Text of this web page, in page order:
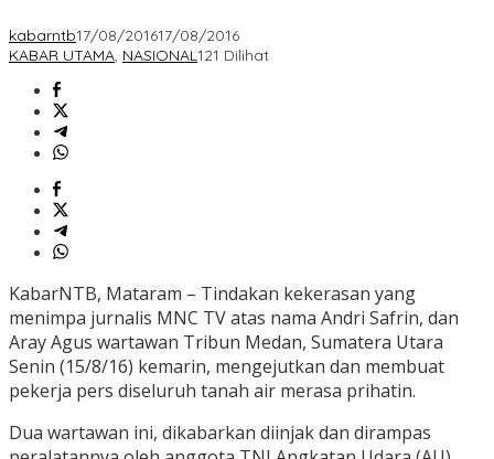
kabarntb17/08/201617/08/2016
KABAR UTAMA, NASIONAL121 Dilihat
KabarNTB, Mataram – Tindakan kekerasan yang
menimpa jurnalis MNC TV atas nama Andri Safrin, dan
Aray Agus wartawan Tribun Medan, Sumatera Utara
Senin (15/8/16) kemarin, mengejutkan dan membuat
pekerja pers diseluruh tanah air merasa prihatin.
Dua wartawan ini, dikabarkan diinjak dan dirampas